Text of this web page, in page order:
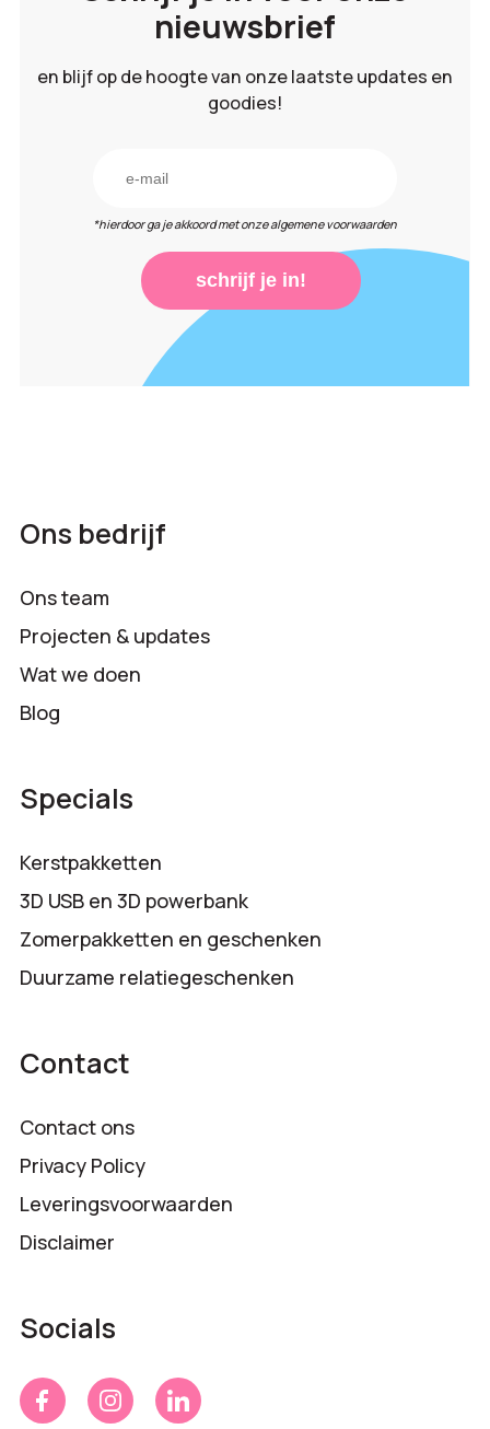
nieuwsbrief
en blijf op de hoogte van onze laatste updates en
goodies!
*hierdoor ga je akkoord met onze algemene voorwaarden
schrijf je in!
Ons bedrijf
Ons team
Projecten & updates
Wat we doen
Blog
Specials
Kerstpakketten
3D USB en 3D powerbank
Zomerpakketten en geschenken
Duurzame relatiegeschenken
Contact
Contact ons
Privacy Policy
Leveringsvoorwaarden
Disclaimer
Socials